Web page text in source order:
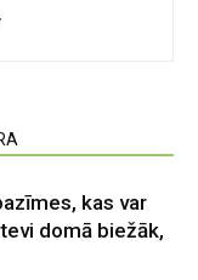
kas var
domā biežāk,